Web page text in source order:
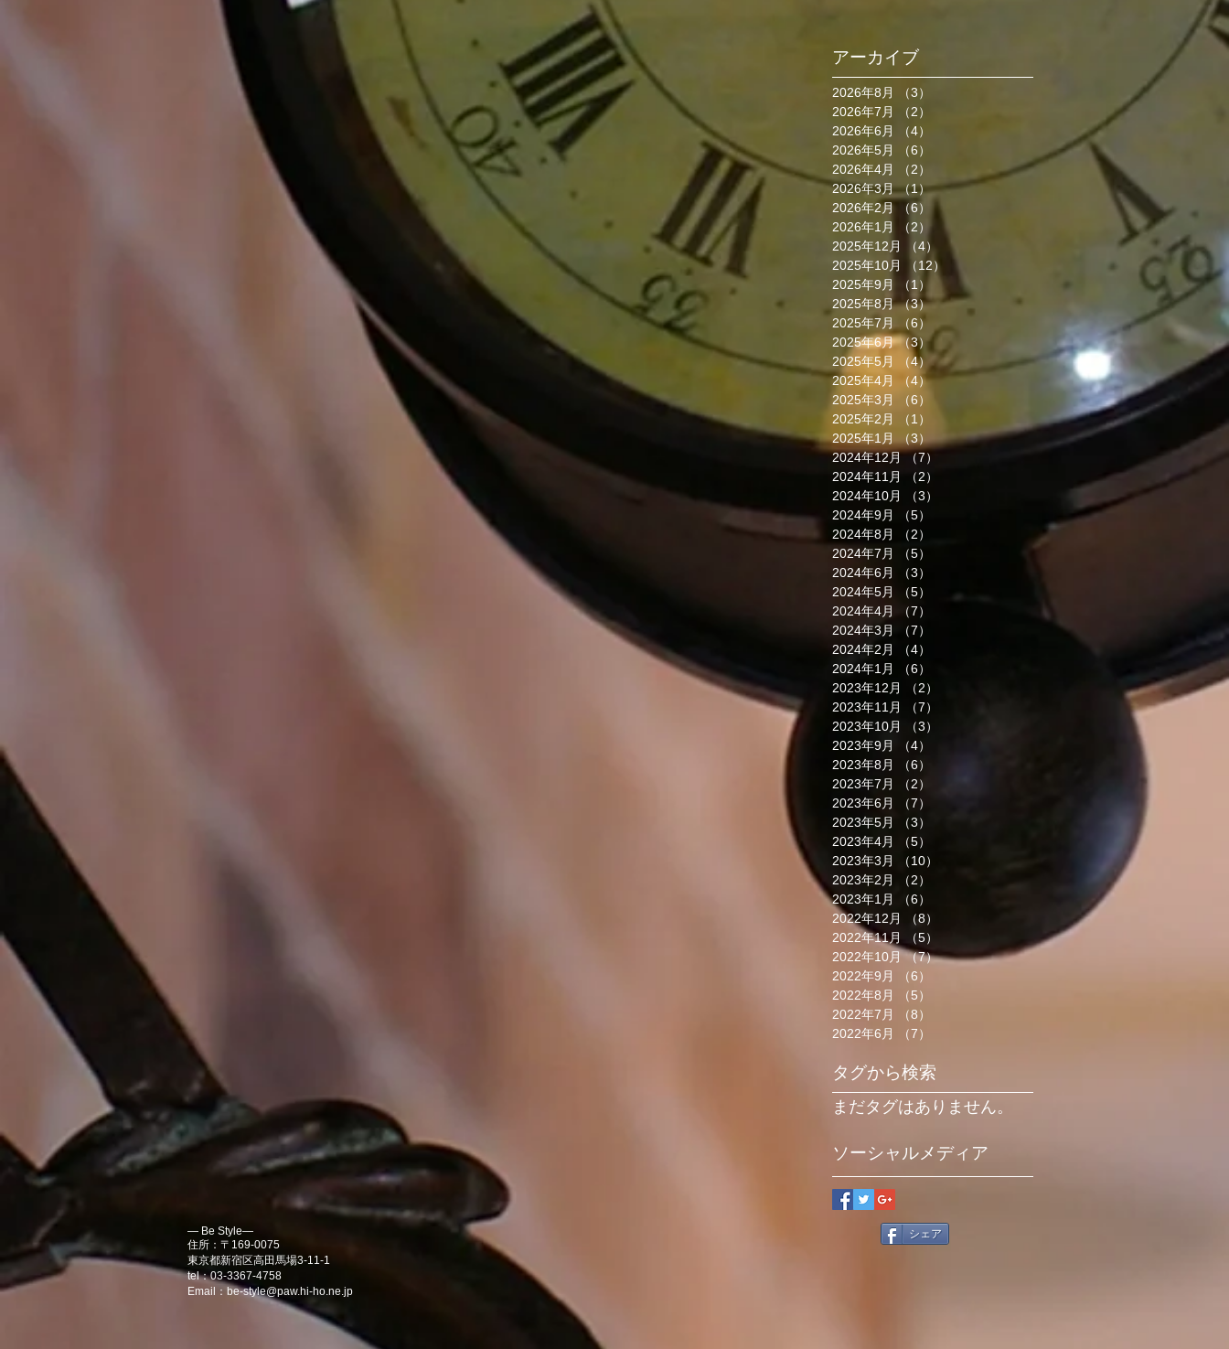
アーカイブ
2026年8月 （3）
2026年7月
（2）
2026年6月
（4）
2026年5月
（6）
2026年4月
（2）
2026年3月 （1）1件の記事
2026年2月
（6）
6件の記事
2026年1月
（2）
2025年12月
（4）
4件の記事
2025年10月
（12）
12件の記事
2025年9月
（1）
1件の記事
2025年8月 （3）3件の記事
2025年7月
（6）
2025年6月 （3）3件の記事
2025年5月
（4）
4件の記事
2025年4月
（4）4件の記事
2025年3月
（6）
2025年2月
（1）
2025年1月
（3）
3件の記事
2024年12月 （7）
2024年11月
（2）
2024年10月
（3）
2024年9月
（5）
2024年8月
（2）
2024年7月
（5）
2024年6月
（3）
2024年5月
（5）
2024年4月
（7）
2024年3月
（7）
2024年2月
（4）
2024年1月
（6）
2023年12月
（2）
2023年11月
（7）
2023年10月
（3）
2023年9月
（4）
2023年8月
（6）
2023年7月
（2）
2023年6月
（7）
2023年5月
（3）
2023年4月
（5）
2023年3月
（10）
2023年2月
（2）
2023年1月
（6）
2022年12月
（8）
2022年11月
（5）
2022年10月 （7）7件の記事
2022年9月
（6）
2022年8月
（5）
2022年7月
（8）
2022年6月
（7）
タグから検索
まだタグはありません。
ソーシャルメディア
― Be Style―
住所：〒169-0075
東京都新宿区高田馬場3-11-1
tel：03-3367-4758
Email： be-style@paw.hi-ho.ne.jp
シェア